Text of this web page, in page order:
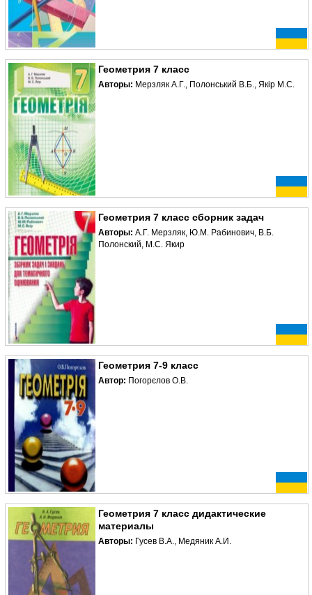
Геометрия 7 класс
Авторы: Мерзляк А.Г., Полонський В.Б., Якір М.С.
Геометрия 7 класс сборник задач
Авторы: A.Г. Мерзляк, Ю.М. Рабинович, B.Б.
Полонский, М.С. Якир
Геометрия 7-9 класс
Автор: Погорєлов О.В.
Геометрия 7 класс дидактические
материалы
Авторы: Гусев В.А., Медяник А.И.